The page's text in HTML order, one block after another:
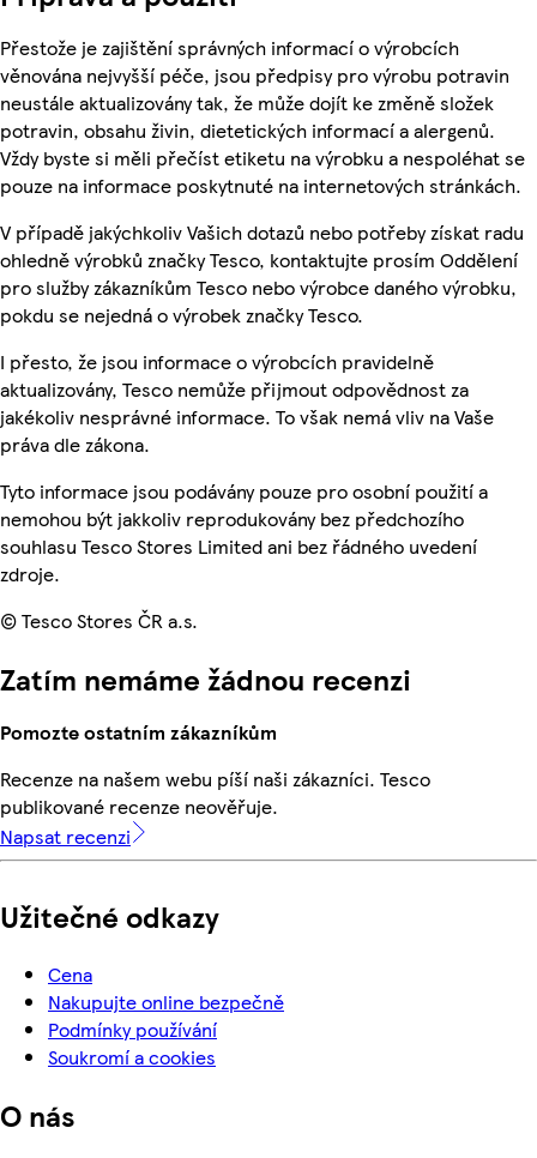
Přestože je zajištění správných informací o výrobcích
věnována nejvyšší péče, jsou předpisy pro výrobu potravin
neustále aktualizovány tak, že může dojít ke změně složek
potravin, obsahu živin, dietetických informací a alergenů.
Vždy byste si měli přečíst etiketu na výrobku a nespoléhat se
pouze na informace poskytnuté na internetových stránkách.
V případě jakýchkoliv Vašich dotazů nebo potřeby získat radu
ohledně výrobků značky Tesco, kontaktujte prosím Oddělení
pro služby zákazníkům Tesco nebo výrobce daného výrobku,
pokdu se nejedná o výrobek značky Tesco.
I přesto, že jsou informace o výrobcích pravidelně
aktualizovány, Tesco nemůže přijmout odpovědnost za
jakékoliv nesprávné informace. To však nemá vliv na Vaše
práva dle zákona.
Tyto informace jsou podávány pouze pro osobní použití a
nemohou být jakkoliv reprodukovány bez předchozího
souhlasu Tesco Stores Limited ani bez řádného uvedení
zdroje.
© Tesco Stores ČR a.s.
Zatím nemáme žádnou recenzi
Pomozte ostatním zákazníkům
Recenze na našem webu píší naši zákazníci. Tesco
publikované recenze neověřuje.
Napsat recenzi
Užitečné odkazy
Cena
Nakupujte online bezpečně
Podmínky používání
Soukromí a cookies
O nás